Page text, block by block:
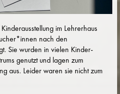
im Lehrerhaus
nach den
Sie wurden in vielen Kinder-
genutzt und lagen zum
aus. Leider waren sie nicht zum